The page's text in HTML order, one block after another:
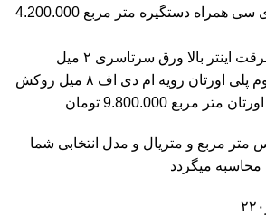
اورتان و روکش پی وی سی همراه دستگیره متر مربع 4.200.000
درب صد درصد ضد سرقت اینتر بالا ورق سرتاسری ۲ میل
.میلگرد ۱۰ و تزریق فوم پلی اورتان رویه ام دی اف ۸ میل روکش
مربع 9.800.000 تومان
متر مربع و متریال و مدل انتخابی شما
محاسبه میگردد